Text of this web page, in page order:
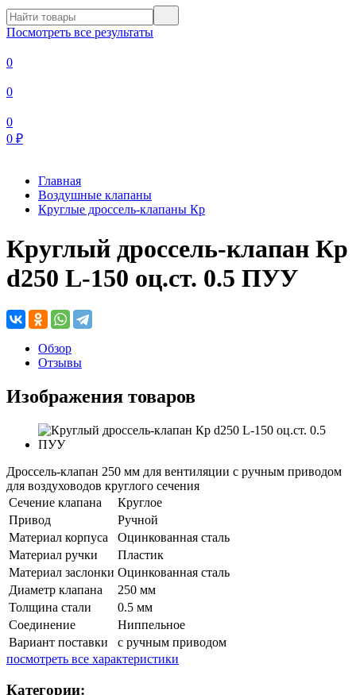
Посмотреть все результаты
0
0
0
0 ₽
Главная
Воздушные клапаны
Круглые дроссель-клапаны Кр
Круглый дроссель-клапан Кр
d250 L-150 оц.ст. 0.5 ПУУ
Обзор
Отзывы
Изображения товаров
Дроссель-клапан 250 мм для вентиляции с ручным приводом
для воздуховодов круглого сечения
Сечение клапана
Круглое
Привод
Ручной
Материал корпуса
Оцинкованная сталь
Материал ручки
Пластик
Материал заслонки Оцинкованная сталь
Диаметр клапана
250 мм
Толщина стали
0.5 мм
Соединение
Ниппельное
Вариант поставки
с ручным приводом
посмотреть все характеристики
Категории: